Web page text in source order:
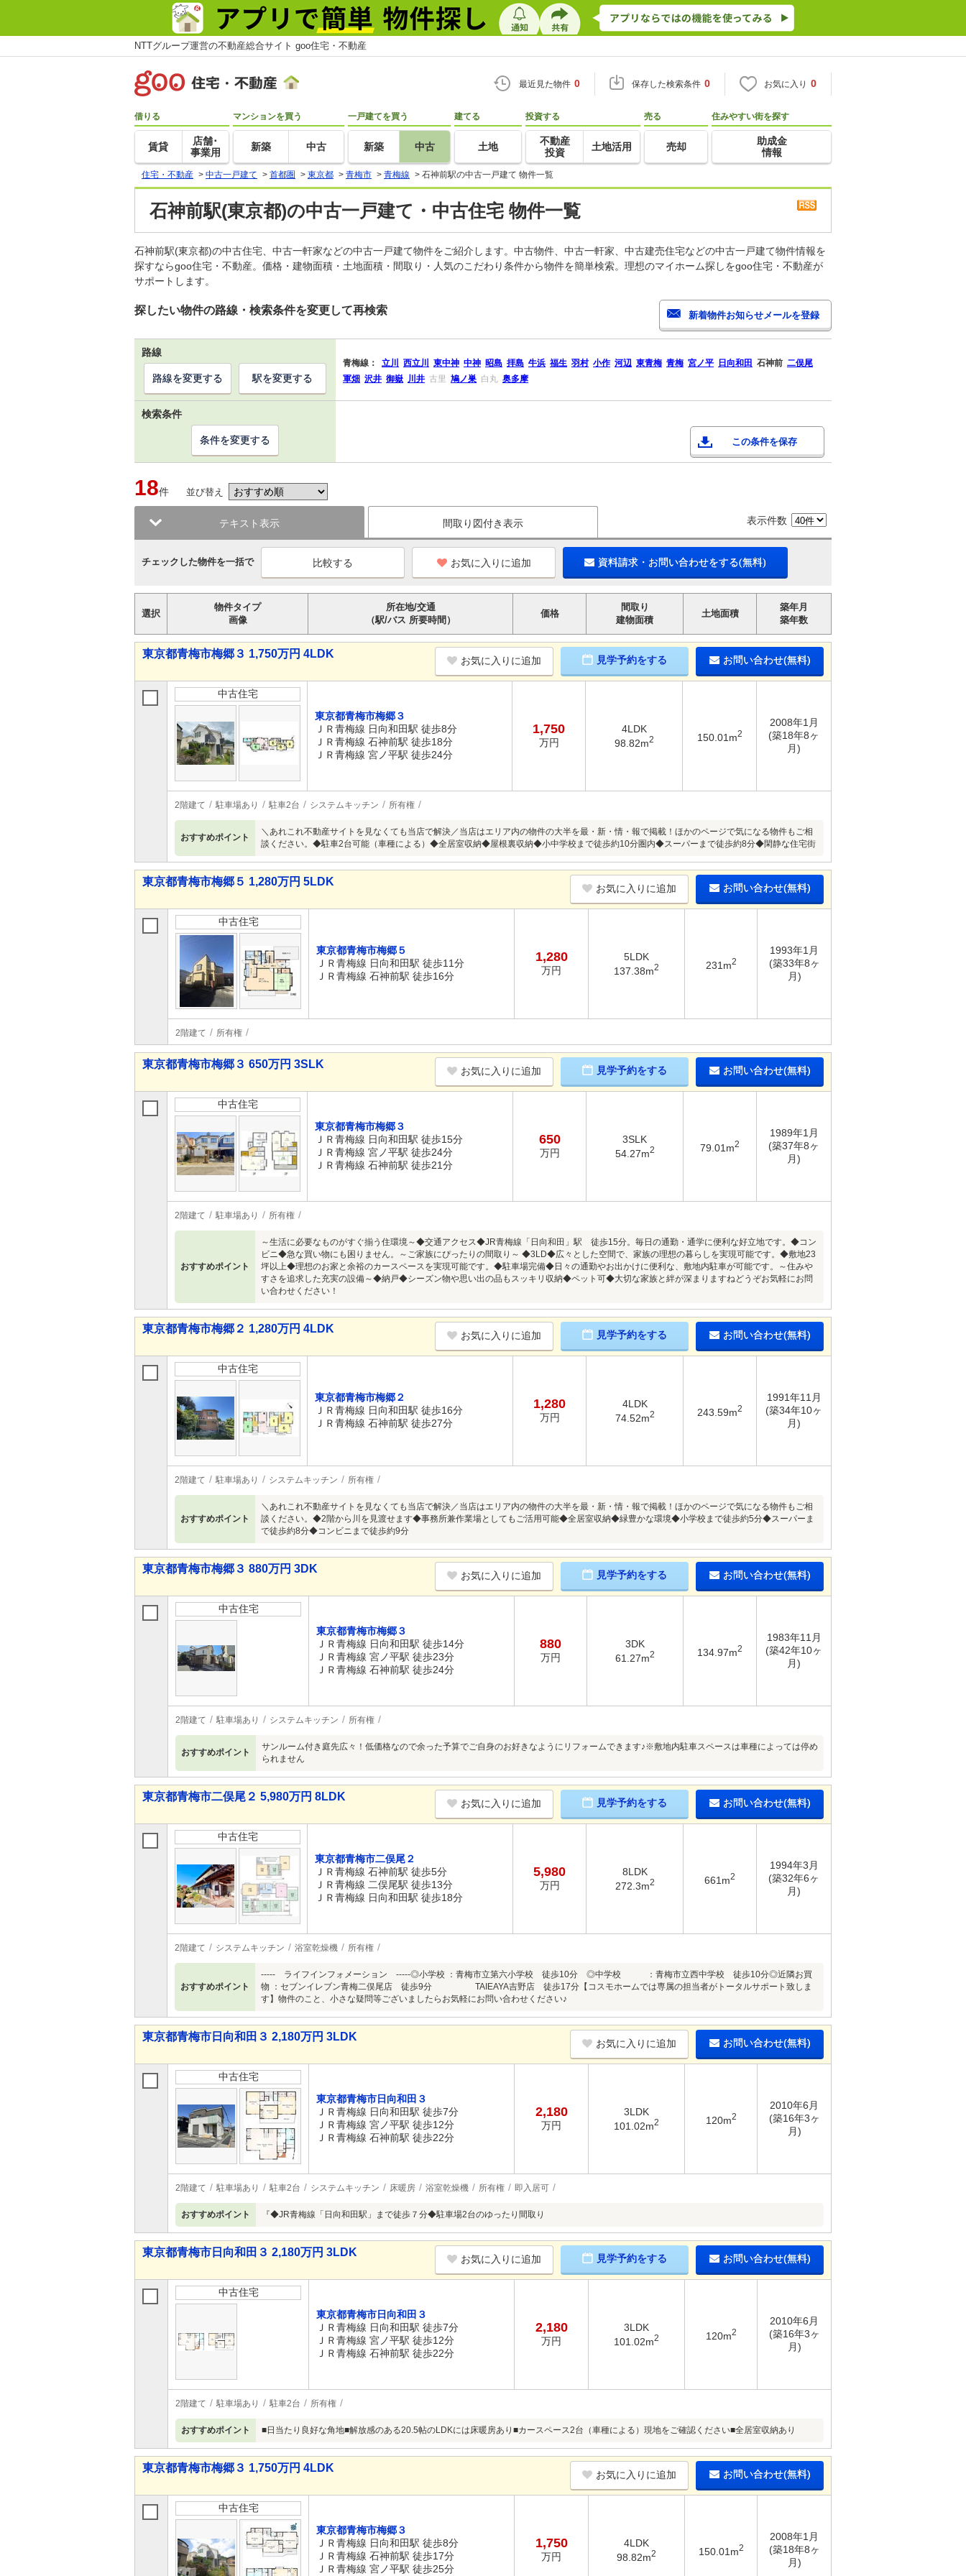
NTTグループ運営の不動産総合サイト goo住宅・不動産
最近見た物件 0 保存した検索条件 0 お気に入り 0
借りる
賃貸
店舗･
事業用
マンションを買う
新築 中古
一戸建てを買う
新築 中古
建てる
土地
投資する
不動産
投資
土地活用
売る
売却
住みやすい街を探す
助成金
情報
住宅・不動産 > 中古一戸建て > 首都圏 > 東京都 > 青梅市 > 青梅線 > 石神前駅の中古一戸建て 物件一覧
石神前駅(東京都)の中古一戸建て・中古住宅 物件一覧
石神前駅(東京都)の中古住宅、中古一軒家などの中古一戸建て物件をご紹介します。中古物件、中古一軒家、中古建売住宅などの中古一戸建て物件情報を
探すならgoo住宅・不動産。価格・建物面積・土地面積・間取り・人気のこだわり条件から物件を簡単検索。理想のマイホーム探しをgoo住宅・不動産が
サポートします。
探したい物件の路線・検索条件を変更して再検索
路線
青梅線： 立川 西立川 東中神 中神 昭島 拝島 牛浜 福生 羽村 小作 河辺 東青梅 青梅 宮ノ平 日向和田 石神前 二俣尾
軍畑 沢井 御嶽 川井 古里 鳩ノ巣 白丸 奥多摩
路線を変更する 駅を変更する
検索条件
この条件を保存
条件を変更する
18件 並び替え
テキスト表示 間取り図付き表示 表示件数
チェックした物件を一括で お気に入りに追加 資料請求・お問い合わせをする(無料)
選択
物件タイプ
画像
所在地/交通
（駅/バス 所要時間）
価格
間取り
建物面積
土地面積
築年月
築年数
東京都青梅市梅郷３ 1,750万円 4LDK
お気に入りに追加 見学予約をする お問い合わせ(無料)
中古住宅
東京都青梅市梅郷３
ＪＲ青梅線 日向和田駅 徒歩8分
ＪＲ青梅線 石神前駅 徒歩18分
ＪＲ青梅線 宮ノ平駅 徒歩24分
1,750
万円
4LDK
98.82m2 150.01m2
2008年1月
(築18年8ヶ
月)
2階建て 駐車場あり 駐車2台 システムキッチン 所有権
おすすめポイント
＼あれこれ不動産サイトを見なくても当店で解決／当店はエリア内の物件の大半を最・新・情・報で掲載！ほかのページで気になる物件もご相
談ください。◆駐車2台可能（車種による）◆全居室収納◆屋根裏収納◆小中学校まで徒歩約10分圏内◆スーパーまで徒歩約8分◆閑静な住宅街
東京都青梅市梅郷５ 1,280万円 5LDK
お気に入りに追加 お問い合わせ(無料)
中古住宅
東京都青梅市梅郷５
ＪＲ青梅線 日向和田駅 徒歩11分
ＪＲ青梅線 石神前駅 徒歩16分
1,280
万円
5LDK
137.38m2 231m2
1993年1月
(築33年8ヶ
月)
2階建て 所有権
東京都青梅市梅郷３ 650万円 3SLK
お気に入りに追加 見学予約をする お問い合わせ(無料)
中古住宅
東京都青梅市梅郷３
ＪＲ青梅線 日向和田駅 徒歩15分
ＪＲ青梅線 宮ノ平駅 徒歩24分
ＪＲ青梅線 石神前駅 徒歩21分
650
万円
3SLK
54.27m2 79.01m2
1989年1月
(築37年8ヶ
月)
2階建て 駐車場あり 所有権
おすすめポイント
～生活に必要なものがすぐ揃う住環境～◆交通アクセス◆JR青梅線「日向和田」駅 徒歩15分。毎日の通勤・通学に便利な好立地です。◆コン
ビニ◆急な買い物にも困りません。～ご家族にぴったりの間取り～ ◆3LD◆広々とした空間で、家族の理想の暮らしを実現可能です。◆敷地23
坪以上◆理想のお家と余裕のカースペースを実現可能です。◆駐車場完備◆日々の通勤やお出かけに便利な、敷地内駐車が可能です。～住みや
すさを追求した充実の設備～◆納戸◆シーズン物や思い出の品もスッキリ収納◆ペット可◆大切な家族と絆が深まりますねどうぞお気軽にお問
い合わせください！
東京都青梅市梅郷２ 1,280万円 4LDK
お気に入りに追加 見学予約をする お問い合わせ(無料)
中古住宅
東京都青梅市梅郷２
ＪＲ青梅線 日向和田駅 徒歩16分
ＪＲ青梅線 石神前駅 徒歩27分
1,280
万円
4LDK
74.52m2 243.59m2
1991年11月
(築34年10ヶ
月)
2階建て 駐車場あり システムキッチン 所有権
おすすめポイント
＼あれこれ不動産サイトを見なくても当店で解決／当店はエリア内の物件の大半を最・新・情・報で掲載！ほかのページで気になる物件もご相
談ください。◆2階から川を見渡せます◆事務所兼作業場としてもご活用可能◆全居室収納◆緑豊かな環境◆小学校まで徒歩約5分◆スーパーま
で徒歩約8分◆コンビニまで徒歩約9分
東京都青梅市梅郷３ 880万円 3DK
お気に入りに追加 見学予約をする お問い合わせ(無料)
中古住宅
東京都青梅市梅郷３
ＪＲ青梅線 日向和田駅 徒歩14分
ＪＲ青梅線 宮ノ平駅 徒歩23分
ＪＲ青梅線 石神前駅 徒歩24分
880
万円
3DK
61.27m2 134.97m2
1983年11月
(築42年10ヶ
月)
2階建て 駐車場あり システムキッチン 所有権
おすすめポイント
サンルーム付き庭先広々！低価格なので余った予算でご自身のお好きなようにリフォームできます♪※敷地内駐車スペースは車種によっては停め
られません
東京都青梅市二俣尾２ 5,980万円 8LDK
お気に入りに追加 見学予約をする お問い合わせ(無料)
中古住宅
東京都青梅市二俣尾２
ＪＲ青梅線 石神前駅 徒歩5分
ＪＲ青梅線 二俣尾駅 徒歩13分
ＪＲ青梅線 日向和田駅 徒歩18分
5,980
万円
8LDK
272.3m2 661m2
1994年3月
(築32年6ヶ
月)
2階建て システムキッチン 浴室乾燥機 所有権
おすすめポイント
----- ライフインフォメーション -----◎小学校 ：青梅市立第六小学校 徒歩10分 ◎中学校 ：青梅市立西中学校 徒歩10分◎近隣お買
物 ：セブンイレブン青梅二俣尾店 徒歩9分 TAIEAYA吉野店 徒歩17分【コスモホームでは専属の担当者がトータルサポート致しま
す】物件のこと、小さな疑問等ございましたらお気軽にお問い合わせください♪
東京都青梅市日向和田３ 2,180万円 3LDK
お気に入りに追加 お問い合わせ(無料)
中古住宅
東京都青梅市日向和田３
ＪＲ青梅線 日向和田駅 徒歩7分
ＪＲ青梅線 宮ノ平駅 徒歩12分
ＪＲ青梅線 石神前駅 徒歩22分
2,180
万円
3LDK
101.02m2 120m2
2010年6月
(築16年3ヶ
月)
2階建て 駐車場あり 駐車2台 システムキッチン 床暖房 浴室乾燥機 所有権 即入居可
おすすめポイント 『◆JR青梅線「日向和田駅」まで徒歩７分◆駐車場2台のゆったり間取り
東京都青梅市日向和田３ 2,180万円 3LDK
お気に入りに追加 見学予約をする お問い合わせ(無料)
中古住宅
東京都青梅市日向和田３
ＪＲ青梅線 日向和田駅 徒歩7分
ＪＲ青梅線 宮ノ平駅 徒歩12分
ＪＲ青梅線 石神前駅 徒歩22分
2,180
万円
3LDK
101.02m2 120m2
2010年6月
(築16年3ヶ
月)
2階建て 駐車場あり 駐車2台 所有権
おすすめポイント ■日当たり良好な角地■解放感のある20.5帖のLDKには床暖房あり■カースペース2台（車種による）現地をご確認ください■全居室収納あり
東京都青梅市梅郷３ 1,750万円 4LDK
お気に入りに追加 お問い合わせ(無料)
中古住宅
東京都青梅市梅郷３
ＪＲ青梅線 日向和田駅 徒歩8分
ＪＲ青梅線 石神前駅 徒歩17分
ＪＲ青梅線 宮ノ平駅 徒歩25分
1,750
万円
4LDK
98.82m2 150.01m2
2008年1月
(築18年8ヶ
月)